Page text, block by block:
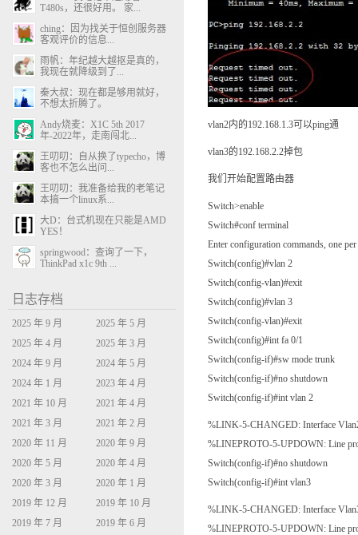
vlan2内的192.168.1.3可以ping通
vlan3的192.168.2.2掉包
我们开始配置路由器
Switch>enable
Switch#conf terminal
Enter configuration commands, one
Switch(config)#vlan 2
Switch(config-vlan)#exit
Switch(config)#vlan 3
Switch(config-vlan)#exit
Switch(config)#int fa 0/1
Switch(config-if)#sw mode trunk
Switch(config-if)#no shutdown
Switch(config-if)#int vlan 2
%LINK-5-CHANGED: Interface
%LINEPROTO-5-UPDOWN: Line
Switch(config-if)#no shutdown
Switch(config-if)#int vlan3
%LINK-5-CHANGED: Interface
%LINEPROTO-5-UPDOWN: Line
T480s，还很好用。 家...
ching：因为找关于恒创服务器
客观评价的信息...
雨帆：年纪越大越抠是真的，
我现在就降级到了...
秦大叔：现在都是够用就好，
不想太折腾了。
Andy烧麦：X1C 5th 2017
年-2022年，走南闯北...
王叨叨：自从换了typecho，博
客也不怎么出问...
王叨叨：我准备给我的老笔记
本搞一个linux系...
大D：台式机现在只能是AMD
YES！
springwood：查询了一下，
ThinkPad x1c 9th ...
日志存档
2025 年 9 月
2025 年 5 月
2025 年 4 月
2025 年 3 月
2024 年 9 月
2024 年 5 月
2024 年 1 月
2023 年 4 月
2021 年 10 月
2021 年 4 月
2021 年 3 月
2021 年 2 月
2020 年 11 月
2020 年 9 月
2020 年 5 月
2020 年 4 月
2020 年 3 月
2020 年 1 月
2019 年 12 月
2019 年 10 月
2019 年 7 月
2019 年 6 月